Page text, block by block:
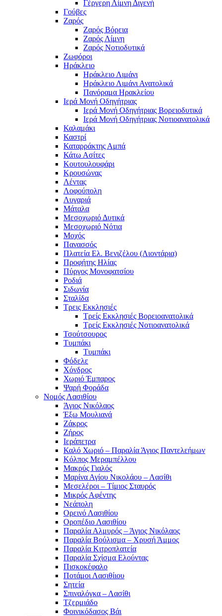
Γέργερη Λίμνη Διγενή
Γούβες
Ζαρός
Ζαρός Βόρεια
Ζαρός Λίμνη
Ζαρός Νοτιοδυτικά
Ζωφόροι
Ηράκλειο
Ηράκλειο Λιμάνι
Ηράκλειο Λιμάνι Ανατολικά
Πανόραμα Ηρακλείου
Ιερά Μονή Οδηγήτριας
Ιερά Μονή Οδηγήτριας Βορειοδυτικά
Ιερά Μονή Οδηγήτριας Νοτιοανατολικά
Καλαμάκι
Καστρί
Καταρράκτης Αμπά
Κάτω Ασίτες
Κουτουλουφάρι
Κρουσώνας
Λέντας
Λοφούπολη
Λυγαριά
Μάταλα
Μεσοχωριό Δυτικά
Μεσοχωριό Νότια
Μοχός
Πανασσός
Πλατεία Ελ. Βενιζέλου (Λιοντάρια)
Προφήτης Ηλίας
Πύργος Μονοφατσίου
Ροδιά
Σιδωνία
Σταλίδα
Τρεις Εκκλησιές
Τρείς Εκκλησιές Βορειοανατολικά
Τρείς Εκκλησιές Νοτιοανατολικά
Τσούτσουρος
Τυμπάκι
Τυμπάκι
Φόδελε
Χόνδρος
Χωριό Έμπαρος
Ψαρή Φοράδα
Νομός Λασιθίου
Άγιος Νικόλαος
Έξω Μουλιανά
Ζάκρος
Ζήρος
Ιεράπετρα
Καλό Χωριό – Παραλία Άγιος Παντελεήμων
Κόλπος Μεραμπέλλου
Μακρύς Γιαλός
Μαρίνα Αγίου Νικολάου – Λασίθι
Μεσελέροι – Τίμιος Σταυρός
Μικρός Αφέντης
Νεάπολη
Ορεινό Λασιθίου
Οροπέδιο Λασιθίου
Παραλία Αλμυρός – Άγιος Νικόλαος
Παραλία Βούλισμα – Χρυσή Άμμος
Παραλία Κιτροπλατεία
Παραλία Σχίσμα Ελούντας
Πισκοκέφαλο
Ποτάμοι Λασιθίιου
Σητεία
Σπιναλόγκα – Λασίθι
Τζερμιάδο
Φοινικόδασος Βάι